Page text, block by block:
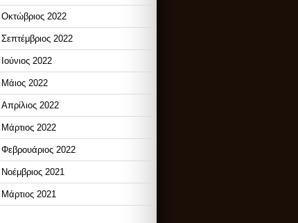
Οκτώβριος 2022
Σεπτέμβριος 2022
Ιούνιος 2022
Μάιος 2022
Απρίλιος 2022
Μάρτιος 2022
Φεβρουάριος 2022
Νοέμβριος 2021
Μάρτιος 2021